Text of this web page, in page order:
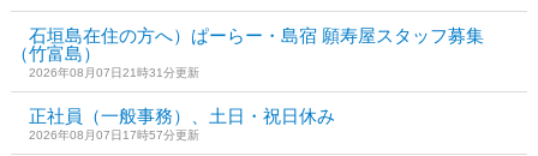
石垣島在住の方へ）ぱーらー・島宿 願寿屋スタッフ募集
（竹富島）
2026年08月07日21時31分更新
正社員（一般事務）、土日・祝日休み
2026年08月07日17時57分更新